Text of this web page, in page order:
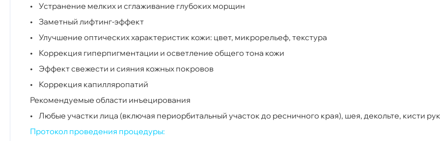
• Устранение мелких и сглаживание глубоких морщин
• Заметный лифтинг-эффект
• Улучшение оптических характеристик кожи: цвет, микрорельеф, текстура
• Коррекция гиперпигментации и осветление общего тона кожи
• Эффект свежести и сияния кожных покровов
• Коррекция капилляропатий
Рекомендуемые области инъецирования
• Любые участки лица (включая периорбитальный участок до ресничного края), шея, декольте, кисти рук
Протокол проведения процедуры: